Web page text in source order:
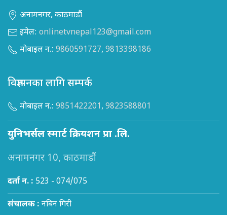
अनामनगर, काठमाडौं
इमेल: onlinetvnepal123@gmail.com
मोबाइल न.: 9860591727, 9813398186
विज्ञापनका लागि सम्पर्क
मोबाइल न.: 9851422201, 9823588801
युनिभर्सल स्मार्ट क्रियशन प्रा .लि.
अनामनगर 10, काठमाडौं
दर्ता न. : 523 - 074/075
संचालक : नबिन गिरी